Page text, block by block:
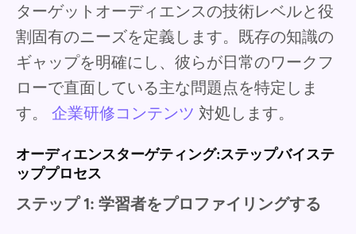
ターゲットオーディエンスの技術レベルと役
割固有のニーズを定義します。既存の知識の
ギャップを明確にし、彼らが日常のワークフ
ローで直面している主な問題点を特定しま
す。 企業研修コンテンツ 対処します。
オーディエンスターゲティング:ステップバイステ
ッププロセス
ステップ 1: 学習者をプロファイリングする